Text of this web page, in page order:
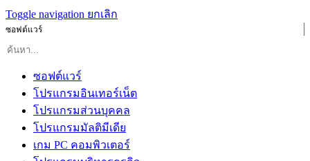
Toggle navigation ยกเลิก
ซอฟต์แวร์
ซอฟต์แวร์
โปรแกรมอินเทอร์เน็ต
โปรแกรมส่วนบุคคล
โปรแกรมมัลติมีเดีย
เกม PC คอมพิวเตอร์